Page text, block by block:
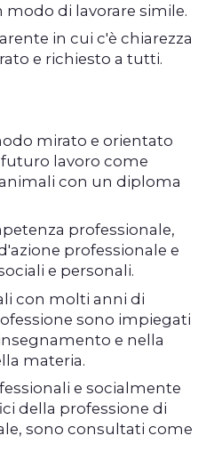
di lavorare simile.
in cui c'è chiarezza
e richiesto a tutti.
mirato e orientato
lavoro come
con un diploma
professionale,
professionale e
e personali.
con molti anni di
sono impiegati
e nella
materia.
e socialmente
della professione di
sono consultati come